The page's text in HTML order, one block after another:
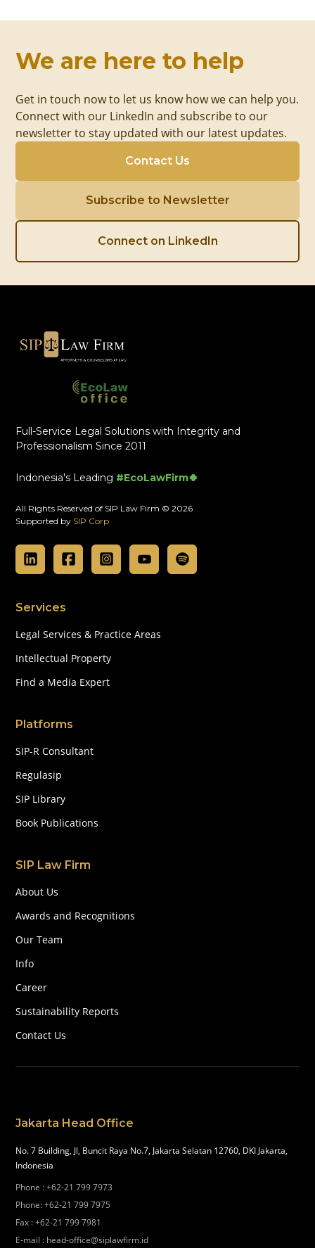
We are here to help
Get in touch now to let us know how we can help you.
Connect with our LinkedIn and subscribe to our
newsletter to stay updated with our latest updates.
Contact Us
Subscribe to Newsletter
Connect on LinkedIn
Full-Service Legal Solutions with Integrity and
Professionalism Since 2011
Indonesia's Leading #EcoLawFirm🍀
All Rights Reserved of SIP Law Firm © 2026
Supported by SIP Corp
Services
Legal Services & Practice Areas
Intellectual Property
Find a Media Expert
Platforms
SIP-R Consultant
Regulasip
SIP Library
Book Publications
SIP Law Firm
About Us
Awards and Recognitions
Our Team
Info
Career
Sustainability Reports
Contact Us
Jakarta Head Office
No. 7 Building, Jl, Buncit Raya No.7, Jakarta Selatan 12760, DKI Jakarta,
Indonesia
Phone :+62-21 799 7973
Phone:+62-21 799 7975
Fax :+62-21 799 7981
E-mail : head-office@siplawfirm.id